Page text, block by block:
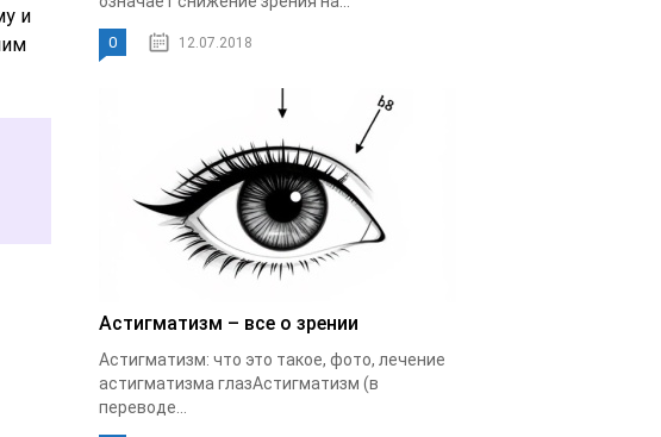
и
0 12.07.2018
Астигматизм – все о зрении
Астигматизм: что это такое, фото, лечение
астигматизма глазАстигматизм (в
переводе...